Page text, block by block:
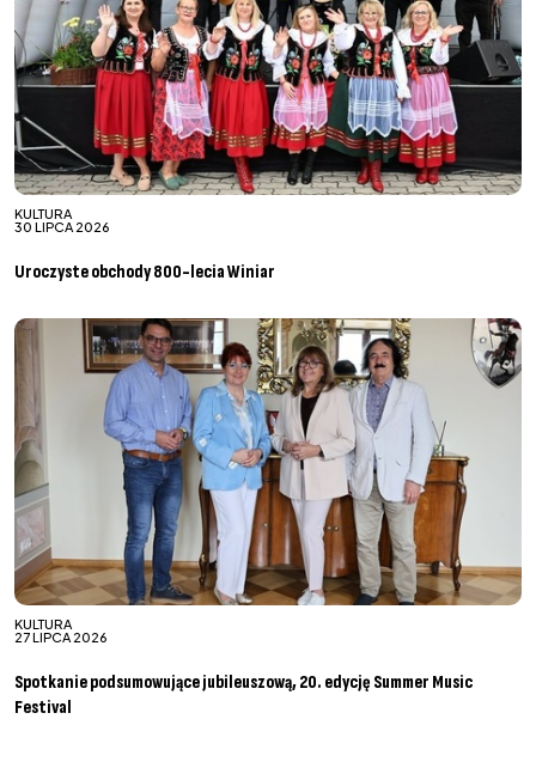
KULTURA
30 LIPCA 2026
Uroczyste obchody 800-lecia Winiar
KULTURA
27 LIPCA 2026
Spotkanie podsumowujące jubileuszową, 20. edycję Summer Music
Festival